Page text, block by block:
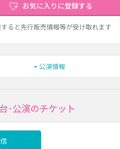
お気に入りに登録する
ると先行販売情報等が受け取れます
公演情報
･公演のチケット